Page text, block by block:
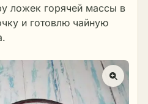
ложек горячей массы в
и готовлю чайную